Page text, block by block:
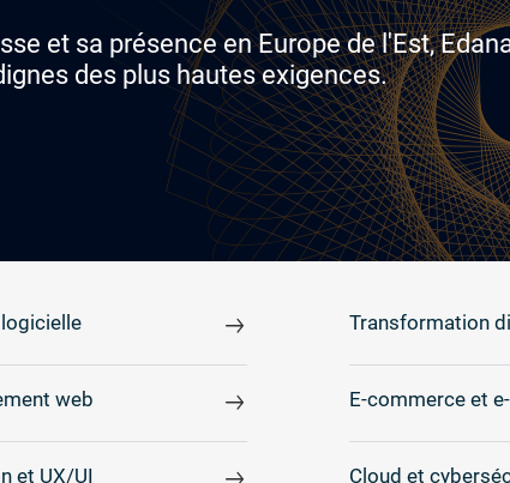
et sa présence en Europe de l'Est,
des plus hautes exigences.
Transformation
web E-commerce et
et UX/UI Cloud et